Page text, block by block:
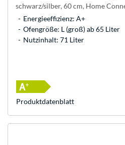
schwarz/silber, 60 cm, Home
Energieeffizienz: A+
Ofengröße: L (groß) ab 65 Liter
Nutzinhalt: 71 Liter
Produkt­datenblatt